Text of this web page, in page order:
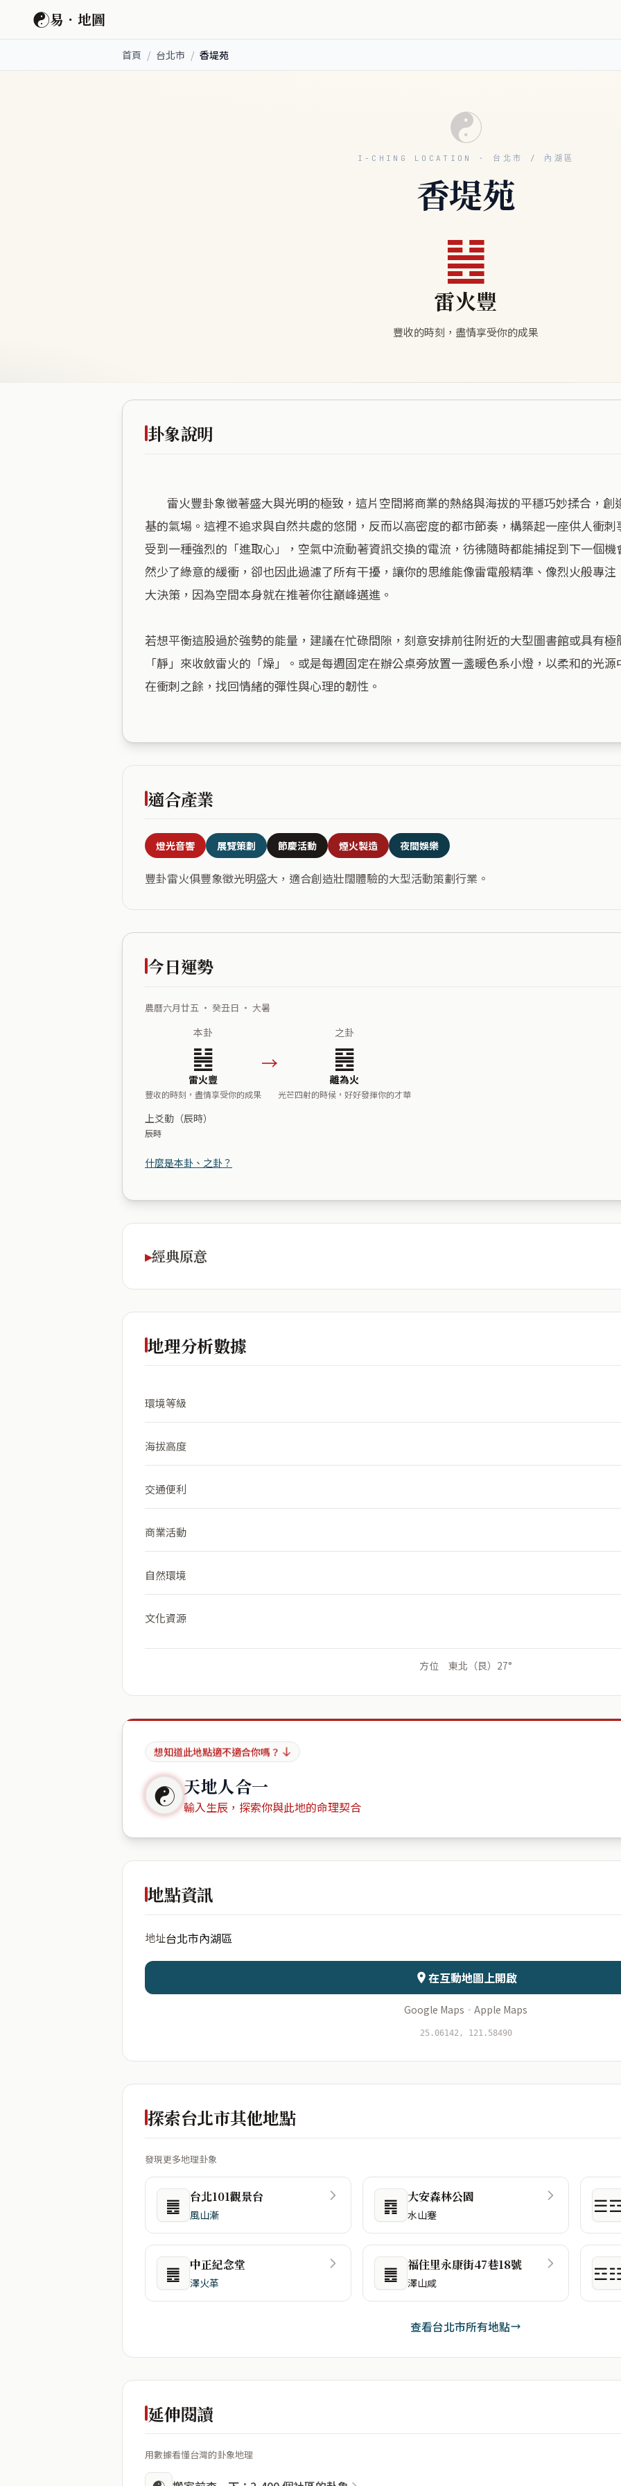
☯易．地圖
首頁 / 台北市 / 香堤苑
☯
I-CHING LOCATION · 台北市 / 內湖區
香堤苑
䷶
雷火豐
豐收的時刻，盡情享受你的成果
卦象說明
基的氣場。這裡不追求與自然共處的悠閒，反而以高密度的都市節奏，構築起一座供人衝
受到一種強烈的「進取心」，空氣中流動著資訊交換的電流，彷彿隨時都能捕捉到下一個
然少了綠意的緩衝，卻也因此過濾了所有干擾，讓你的思維能像雷電般精準、像烈火般專
大決策，因為空間本身就在推著你往巔峰邁進。
若想平衡這股過於強勢的能量，建議在忙碌間隙，刻意安排前往附近的大型圖書館或具有
「靜」來收斂雷火的「燥」。或是每週固定在辦公桌旁放置一盞暖色系小燈，以柔和的光
在衝刺之餘，找回情緒的彈性與心理的韌性。
適合產業
燈光音響 展覽策劃 節慶活動 煙火製造 夜間娛樂
豐卦雷火俱豐象徵光明盛大，適合創造壯闊體驗的大型活動策劃行業。
今日運勢
農曆六月廿五 ・ 癸丑日 ・ 大暑
本卦
䷶
雷火豐
豐收的時刻，盡情享受你的成果
→
之卦
䷝
離為火
光芒四射的時候，好好發揮你的才華
上爻動（辰時）
辰時
什麼是本卦、之卦？
經典原意
地理分析數據
環境等級
海拔高度
交通便利
商業活動
自然環境
文化資源
方位 東北（艮）27°
想知道此地點適不適合你嗎？
☯ 天地人合一
輸入生辰，探索你與此地的命理契合
地點資訊
地址台北市內湖區
在互動地圖上開啟
Google Maps · Apple Maps
25.06142, 121.58490
探索台北市其他地點
發現更多地理卦象
䷌ 台北101觀景台
風山漸 ䷴ 大安森林公園
水山蹇
䷌ 中正紀念堂
澤火革 ䷌ 福住里永康街47巷18號
澤山咸
查看台北市所有地點
延伸閱讀
用數據看懂台灣的卦象地理